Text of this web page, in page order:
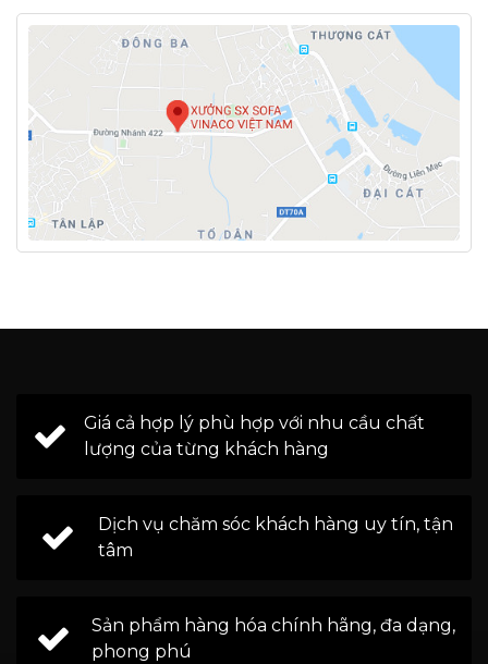
Giá cả hợp lý phù hợp với nhu cầu chất
lượng của từng khách hàng
Dịch vụ chăm sóc khách hàng uy tín, tận
tâm
Sản phẩm hàng hóa chính hãng, đa dạng,
phong phú